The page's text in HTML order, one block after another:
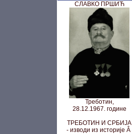
СЛАВКО ПРШИЋ
Треботин,
28.12.1967. године
ТРЕБОТИН И СРБИЈА
- изводи из историје Â